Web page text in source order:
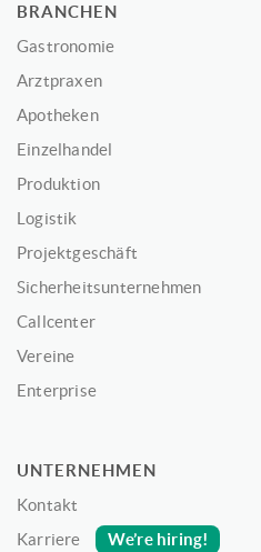
BRANCHEN
Gastronomie
Arztpraxen
Apotheken
Einzelhandel
Produktion
Logistik
Projektgeschäft
Sicherheitsunternehmen
Callcenter
Vereine
Enterprise
UNTERNEHMEN
Kontakt
Karriere
We’re hiring!